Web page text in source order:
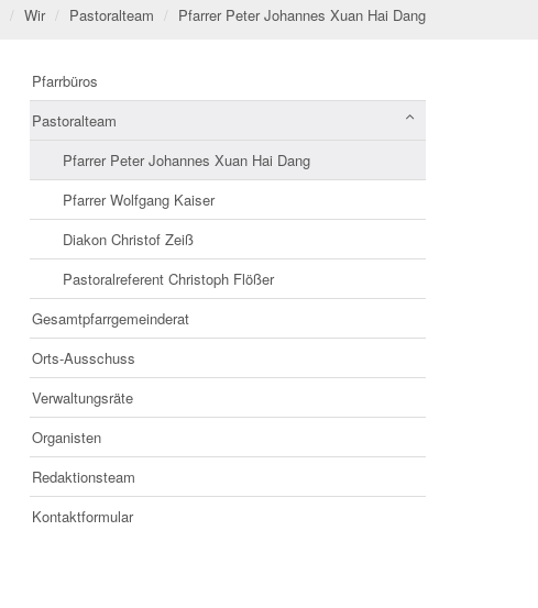
Wir Pastoralteam Pfarrer Peter Johannes Xuan Hai Dang
Pfarrbüros
Pastoralteam
Pfarrer Peter Johannes Xuan Hai Dang
Pfarrer Wolfgang Kaiser
Diakon Christof Zeiß
Pastoralreferent Christoph Flößer
Gesamtpfarrgemeinderat
Orts-Ausschuss
Verwaltungsräte
Organisten
Redaktionsteam
Kontaktformular